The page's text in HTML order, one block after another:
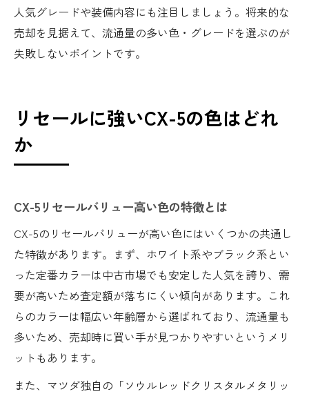
人気グレードや装備内容にも注目しましょう。将来的な
売却を見据えて、流通量の多い色・グレードを選ぶのが
失敗しないポイントです。
リセールに強いCX-5の色はどれ
か
CX-5リセールバリュー高い色の特徴とは
CX-5のリセールバリューが高い色にはいくつかの共通し
た特徴があります。まず、ホワイト系やブラック系とい
った定番カラーは中古市場でも安定した人気を誇り、需
要が高いため査定額が落ちにくい傾向があります。これ
らのカラーは幅広い年齢層から選ばれており、流通量も
多いため、売却時に買い手が見つかりやすいというメリ
ットもあります。
また、マツダ独自の「ソウルレッドクリスタルメタリッ